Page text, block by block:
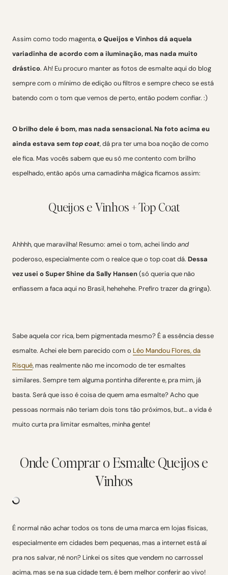
Assim como todo magenta,o Queijos e Vinhos dá aquela
variadinha de acordo com a iluminação, mas nada muito
drástico. Ah! Eu procuro manter as fotos de esmalte aqui do blog
sempre com o mínimo de edição ou filtros e sempre checo se está
batendo com o tom que vemos de perto, então podem confiar. :)
O brilho dele é bom, mas nada sensacional. Na foto acima eu
ainda estava semtop coat, dá pra ter uma boa noção de como
ele fica. Mas vocês sabem que eu só me contento com brilho
espelhado, então após uma camadinha mágica ficamos assim:
Queijos e Vinhos + Top Coat
Ahhhh, que maravilha! Resumo: amei o tom, achei lindo and
poderoso, especialmente com o realce que o top coat dá. Dessa
vez usei o Super Shine da Sally Hansen(só queria que não
enfiassem a faca aqui no Brasil, hehehehe. Prefiro trazer da gringa).
Sabe aquela cor rica, bem pigmentada mesmo? É a essência desse
esmalte. Achei ele bem parecido com o Léo Mandou Flores, da
Risqué, mas realmente não me incomodo de ter esmaltes
similares. Sempre tem alguma pontinha diferente e, pra mim, já
basta. Será que isso é coisa de quem ama esmalte? Acho que
pessoas normais não teriam dois tons tão próximos, but… a vida é
muito curta pra limitar esmaltes, minha gente!
Onde Comprar o Esmalte Queijos e
Vinhos
É normal não achar todos os tons de uma marca em lojas físicas,
especialmente em cidades bem pequenas, mas a internet está aí
pra nos salvar, né non? Linkei os sites que vendem no carrossel
acima, mas se na sua cidade tem, é bem melhor conferir ao vivo!